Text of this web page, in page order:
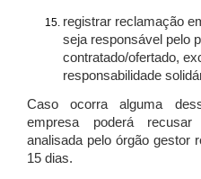
registrar reclamação
seja responsável pelo
contratado/ofertado,
responsabilidade
Caso ocorra alguma
empresa poderá
analisada pelo órgão gestor
15 dias.